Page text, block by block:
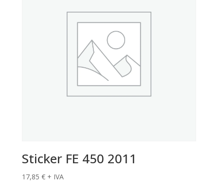
Sticker FE 450 2011
17,85 € + IVA